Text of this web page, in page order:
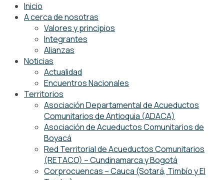
Inicio
A cerca de nosotras
Valores y principios
Integrantes
Alianzas
Noticias
Actualidad
Encuentros Nacionales
Territorios
Asociación Departamental de Acueductos
Comunitarios de Antioquia (ADACA)
Asociación de Acueductos Comunitarios de
Boyacá
Red Territorial de Acueductos Comunitarios
(RETACO) – Cundinamarca y Bogotá
Corprocuencas – Cauca (Sotará, Timbío y El